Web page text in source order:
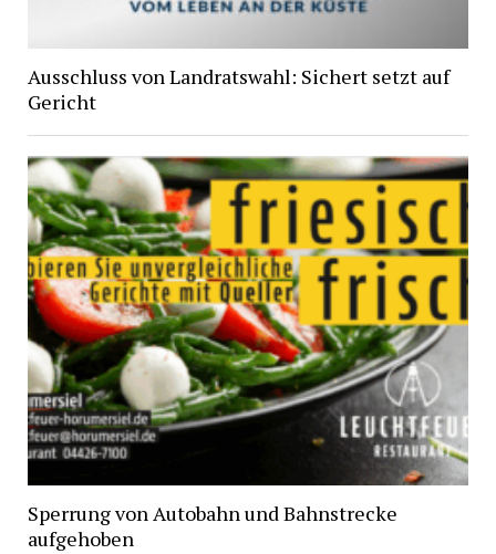
Ausschluss von Landratswahl: Sichert setzt auf
Gericht
Sperrung von Autobahn und Bahnstrecke
aufgehoben